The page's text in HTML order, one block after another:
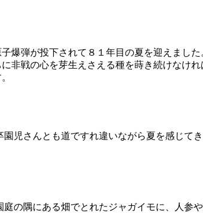
弾が投下されて８１年目の夏を迎えまし
非戦の心を芽生えさえる種を蒔き続けなけ
児さんとも道ですれ違いながら夏を感じて
の隅にある畑でとれたジャガイモに、人参